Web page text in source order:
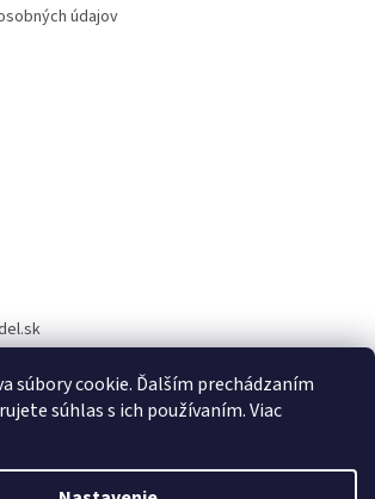
súbory cookie. Ďalším prechádzaním
súhlas s ich používaním. Viac
údajov
skhobbymodel